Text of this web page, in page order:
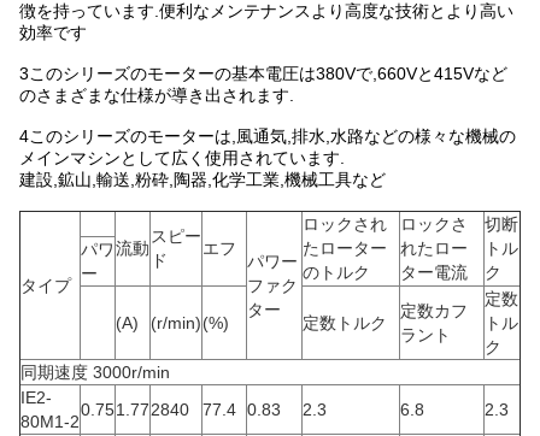
徴を持っています.便利なメンテナンスより高度な技術とより高い
効率です
3このシリーズのモーターの基本電圧は380Vで,660Vと415Vなど
のさまざまな仕様が導き出されます.
4このシリーズのモーターは,風通気,排水,水路などの様々な機械の
メインマシンとして広く使用されています.
建設,鉱山,輸送,粉砕,陶器,化学工業,機械工具など
タイプ
流動
スピー
ド
エフ
パワー
ファク
ター
ロックされ
たローター
のトルク
ロックさ
れたロー
ター電流
切断
トル
ク
パワ
ー
(A) (r/min)(%) 定数トルク
定数カフ
ラント
定数
トル
ク
同期速度 3000r/min
IE2-
80M1-2
0.751.772840 77.4 0.83 2.3 6.8
2.3